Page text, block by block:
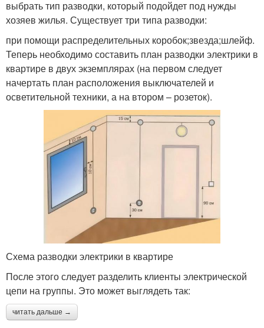
выбрать тип разводки, который подойдет под нужды
хозяев жилья. Существует три типа разводки:
при помощи распределительных коробок;звезда;шлейф.
Теперь необходимо составить план разводки электрики в
квартире в двух экземплярах (на первом следует
начертать план расположения выключателей и
осветительной техники, а на втором – розеток).
Схема разводки электрики в квартире
После этого следует разделить клиенты электрической
цепи на группы. Это может выглядеть так:
читать дальше →